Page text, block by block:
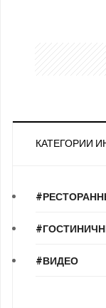
КАТЕГОРИИ
#ВИДЕО